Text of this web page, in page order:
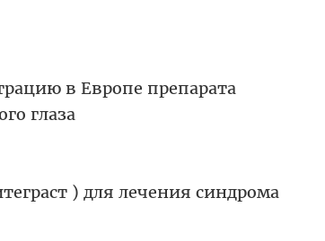
в Европе препарата
глаза
) для лечения синдрома